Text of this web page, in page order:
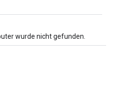
wurde nicht gefunden.